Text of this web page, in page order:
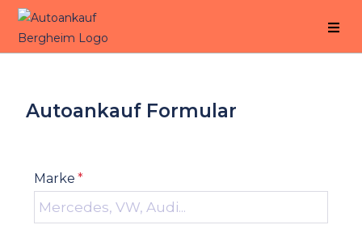
Autoankauf Formular
Marke *